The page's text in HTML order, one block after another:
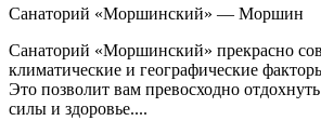
Санаторий «Моршинский» — Моршин
Санаторий «Моршинский» прекрасно
климатические и географические
Это позволит вам превосходно
силы и здоровье....